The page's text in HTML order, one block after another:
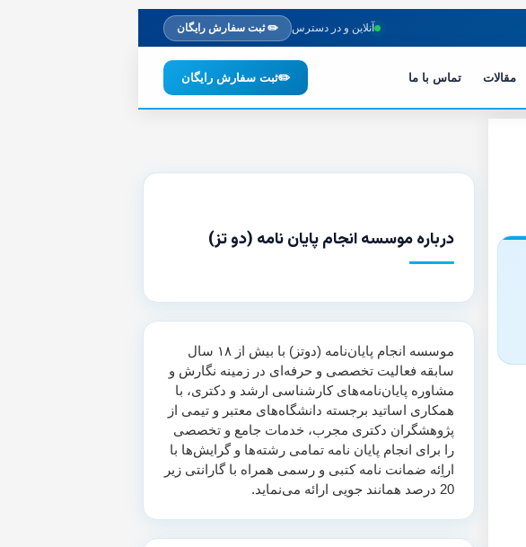
آنلاین و در دسترس ✏️ ثبت سفارش رایگان
مقالات تماس با ما ✏️ثبت سفارش رایگان
درباره موسسه انجام پایان نامه (دو تز)
موسسه انجام پایان‌نامه (دوتز) با بیش از ۱۸ سال
سابقه فعالیت تخصصی و حرفه‌ای در زمینه نگارش و
مشاوره پایان‌نامه‌های کارشناسی ارشد و دکتری، با
همکاری اساتید برجسته دانشگاه‌های معتبر و تیمی از
پژوهشگران دکتری مجرب، خدمات جامع و تخصصی
را برای انجام پایان نامه تمامی رشته‌ها و گرایش‌ها با
اراِئه ضمانت نامه کتبی و رسمی همراه با گارانتی زیر
20 درصد همانند جویی ارائه می‌نماید.